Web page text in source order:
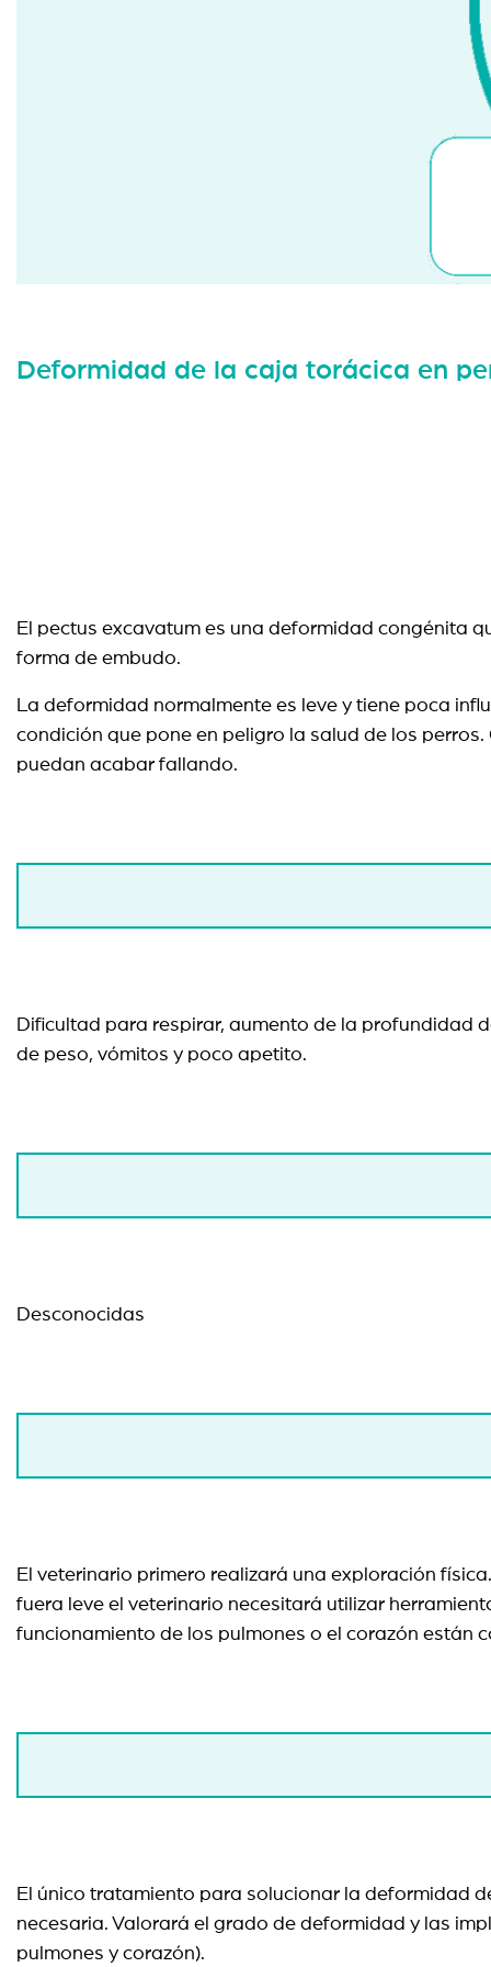
Deformidad de la caja torácica en
El pectus excavatum es una deformidad congénita
forma de embudo.
La deformidad normalmente es leve y tiene poca
condición que pone en peligro la salud de los
puedan acabar fallando.
Dificultad para respirar, aumento de la profundidad
de peso, vómitos y poco apetito.
Desconocidas
El veterinario primero realizará una exploración
fuera leve el veterinario necesitará utilizar
funcionamiento de los pulmones o el corazón están
El único tratamiento para solucionar la deformidad
necesaria. Valorará el grado de deformidad y las
pulmones y corazón).